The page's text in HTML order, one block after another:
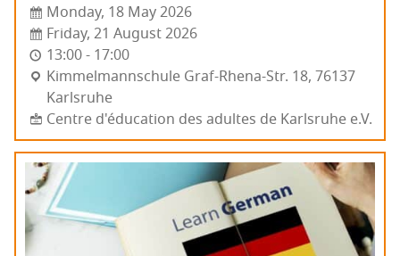
Monday, 18 May 2026
Friday, 21 August 2026
13:00 - 17:00
Kim­mel­mann­schule Graf-Rhe­na-Str. 18, 76137
Karls­ruhe
Centre d'éducation des adultes de Karlsruhe e.V.